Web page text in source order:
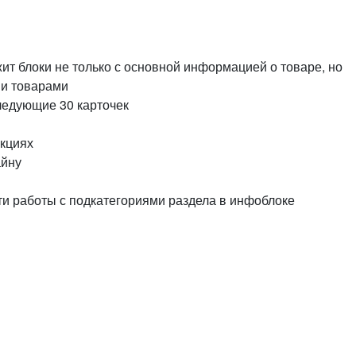
блоки не только с основной информацией о товаре, но
товарами
30 карточек
работы с подкатегориями раздела в инфоблоке